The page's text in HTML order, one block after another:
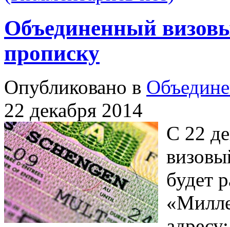
Объединенный
прописку
Опубликовано в
22 декабря 2014
С 22
будет